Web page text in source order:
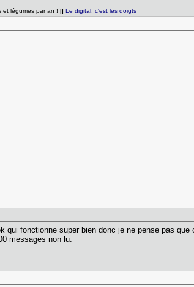
et légumes par an !||Le digital, c'est les doigts
qui fonctionne super bien donc je ne pense pas que
messages non lu.